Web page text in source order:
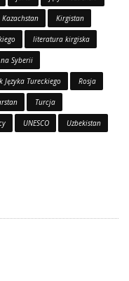
Kazachstan Kirgistan
literatura kirgiska
Syberii
Języka Tureckiego Rosja
Turcja
UNESCO Uzbekistan